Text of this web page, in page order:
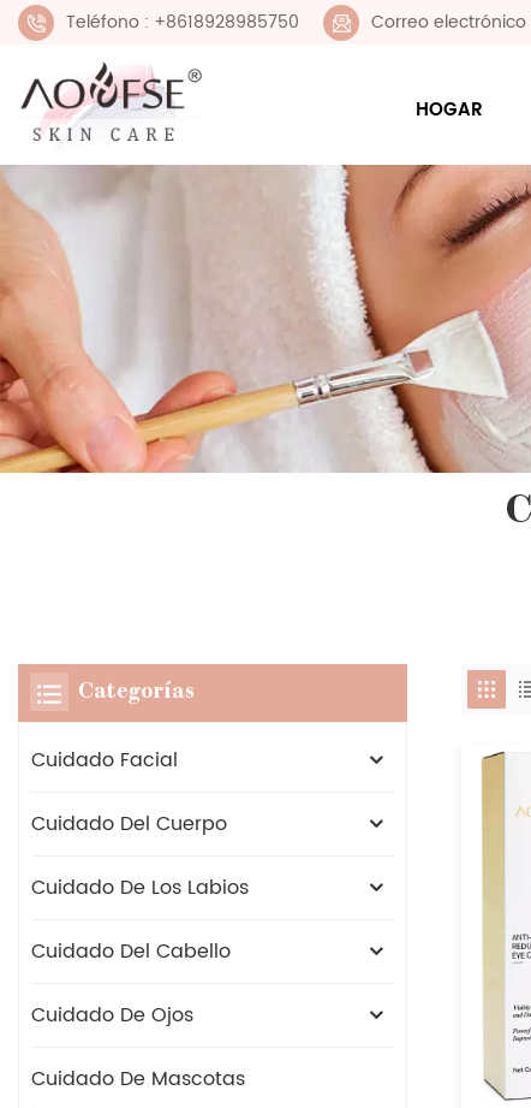
Teléfono : +8618928985750 Correo
HOGAR
Categorías
Cuidado Facial
Cuidado Del Cuerpo
Cuidado De Los Labios
Cuidado Del Cabello
Cuidado De Ojos
Cuidado De Mascotas